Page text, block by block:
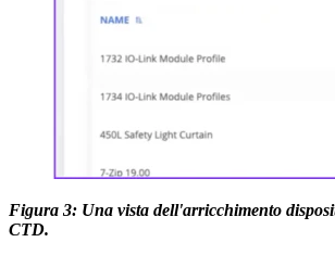
Figura 3: Una vista dell'arricchimento
CTD.